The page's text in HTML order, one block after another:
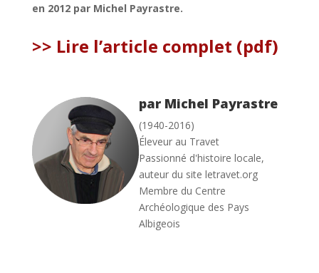
en 2012 par Michel Payrastre.
>> Lire l’article complet (pdf)
par Michel Payrastre
(1940-2016)
Éleveur au Travet
Passionné d'histoire locale,
auteur du site letravet.org
Membre du Centre
Archéologique des Pays
Albigeois